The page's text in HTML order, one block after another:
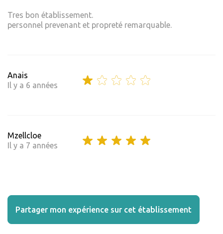
Tres bon établissement.
personnel prevenant et propreté remarquable.
Anais
Il y a 6 années
Mzellcloe
Il y a 7 années
Partager mon expérience sur cet établissement